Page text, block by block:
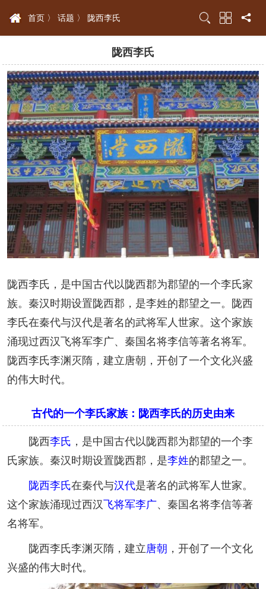
首页 〉 话题 〉 陇西李氏
陇西李氏
陇西李氏，是中国古代以陇西郡为郡望的一个李氏家
族。秦汉时期设置陇西郡，是李姓的郡望之一。陇西
李氏在秦代与汉代是著名的武将军人世家。这个家族
涌现过西汉飞将军李广、秦国名将李信等著名将军。
陇西李氏李渊灭隋，建立唐朝，开创了一个文化兴盛
的伟大时代。
古代的一个李氏家族：陇西李氏的历史由来
陇西李氏 ，是中国古代以陇西郡为郡望的一个李
氏家族。秦汉时期设置陇西郡，是李姓的郡望之一。
陇西李氏在秦代与汉代是著名的武将军人世家。
这个家族涌现过西汉 飞将军李广、秦国名将李信等著
名将军。
陇西李氏李渊灭隋，建立唐朝 ，开创了一个文化
兴盛的伟大时代。